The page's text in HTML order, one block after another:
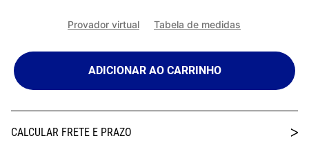
Provador virtual Tabela de medidas
ADICIONAR AO CARRINHO